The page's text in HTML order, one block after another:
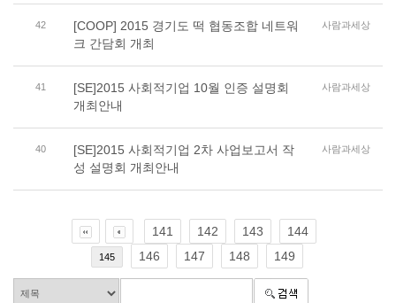
42
[COOP] 2015 경기도 떡 협동조합 네트워
크 간담회 개최
사람과세상
41
[SE]2015 사회적기업 10월 인증 설명회
개최안내
사람과세상
40
[SE]2015 사회적기업 2차 사업보고서 작
성 설명회 개최안내
사람과세상
141 142 143 144
145 146 147 148 149